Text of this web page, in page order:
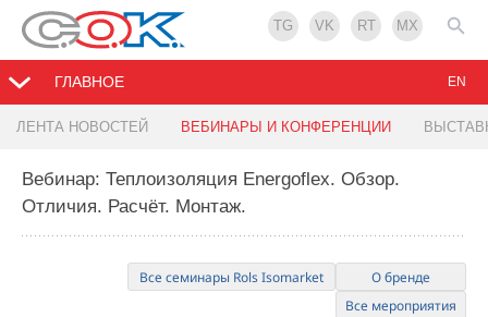
TG VK RT MX
ГЛАВНОЕ
ЛЕНТА НОВОСТЕЙ ВЕБИНАРЫ И КОНФЕРЕНЦИИ
EN
Вебинар: Теплоизоляция Energoflex. Обзор.
Отличия. Расчёт. Монтаж.
Все семинары Rols Isomarket
О бренде
Все мероприятия